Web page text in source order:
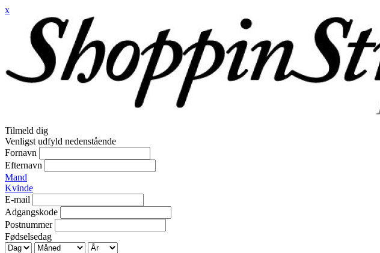
x
Tilmeld dig
Venligst udfyld nedenstående
Fornavn
Efternavn
Mand
Kvinde
E-mail
Adgangskode
Postnummer
Fødselsedag